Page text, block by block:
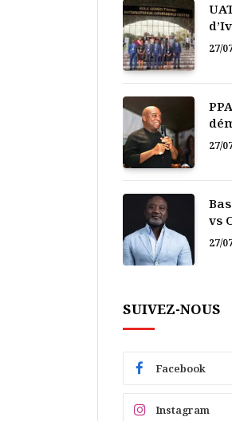
27/
la
27/
vs
27/
SUIVEZ-NOUS
Facebook
Instagram